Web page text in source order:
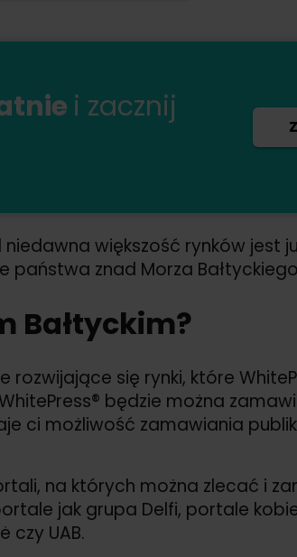
i zacznij
większość rynków jest
państwa znad Morza
Bałtyckim?
rozwijające się rynki, które
będzie można
ci możliwość zamawiania
na których można zlecać i
jak grupa Delfi, portale
czy UAB.